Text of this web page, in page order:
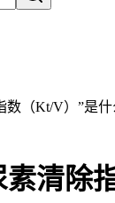
数（Kt/V）”是
素清除